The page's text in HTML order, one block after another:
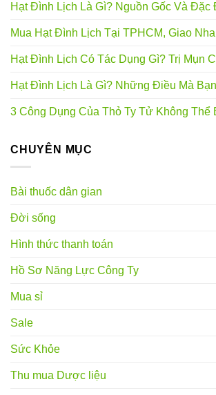
Hạt Đình Lịch Là Gì? Nguồn Gốc Và Đặc
Mua Hạt Đình Lịch Tại TPHCM, Giao
Hạt Đình Lịch Có Tác Dụng Gì? Trị Mụn
Hạt Đình Lịch Là Gì? Những Điều Mà
3 Công Dụng Của Thỏ Ty Tử Không Thể
CHUYÊN MỤC
Bài thuốc dân gian
Đời sống
Hình thức thanh toán
Hồ Sơ Năng Lực Công Ty
Mua sỉ
Sale
Sức Khỏe
Thu mua Dược liệu